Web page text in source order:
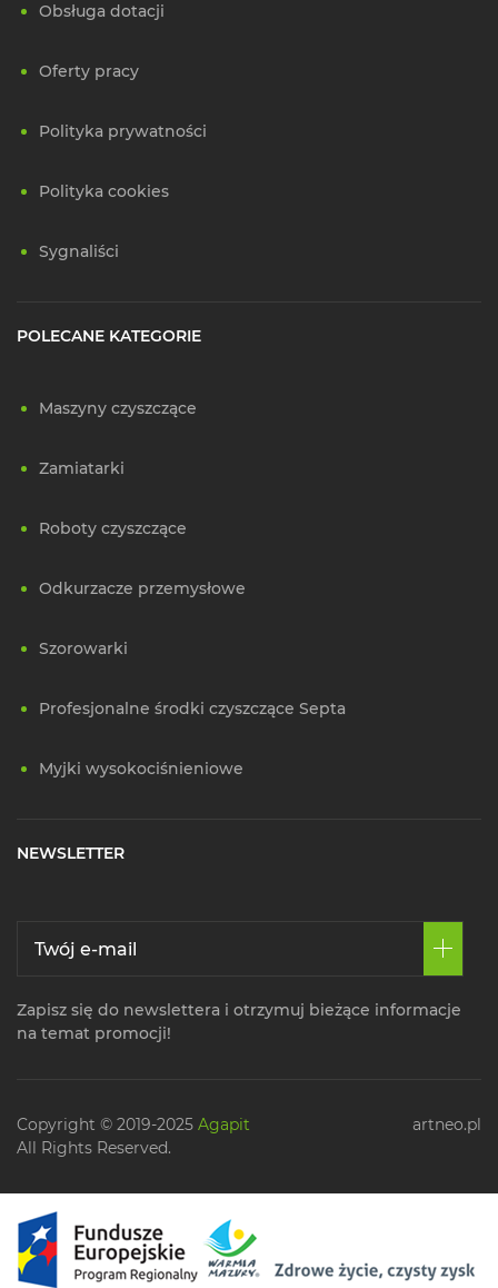
Obsługa dotacji
Oferty pracy
Polityka prywatności
Polityka cookies
Sygnaliści
POLECANE KATEGORIE
Maszyny czyszczące
Zamiatarki
Roboty czyszczące
Odkurzacze przemysłowe
Szorowarki
Profesjonalne środki czyszczące Septa
Myjki wysokociśnieniowe
NEWSLETTER
Zapisz się do newslettera i otrzymuj bieżące informacje
na temat promocji!
Copyright © 2019-2025 Agapit
All Rights Reserved.
artneo.pl